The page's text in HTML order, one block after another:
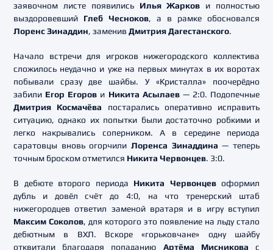
заявочном листе появились Илья Жарков и полностью
выздоровевший Глеб Чесноков, а в рамке обосновался
Лоренс Зинаддин, заменивДмитрия Дагестанского.
Начало встречи для игроков нижегородского коллектива
сложилось неудачно и уже на первых минутах в их воротах
побывали сразу две шайбы. У «Кристалла» поочерёдно
забили Егор Егоров и Никита Асылаев— 2:0. Подопечные
Дмитрия Космачёва постарались оперативно исправить
ситуацию, однако их попытки были достаточно робкими и
легко накрывались соперником. А в середине периода
саратовцы вновь огорчили Лоренса Зинаддина — теперь
точным броском отметился Никита Червонцев. 3:0.
В дебюте второго периода Никита Червонцевоформил
дубль и довёл счёт до 4:0, на что тренерский штаб
нижегородцев ответил заменой вратаря и в игру вступил
Максим Соколов, для которого это появление на льду стало
дебютным в ВХЛ. Вскоре «горьковчане» одну шайбу
отквитали благодаря попаданию Артёма Мисникова с